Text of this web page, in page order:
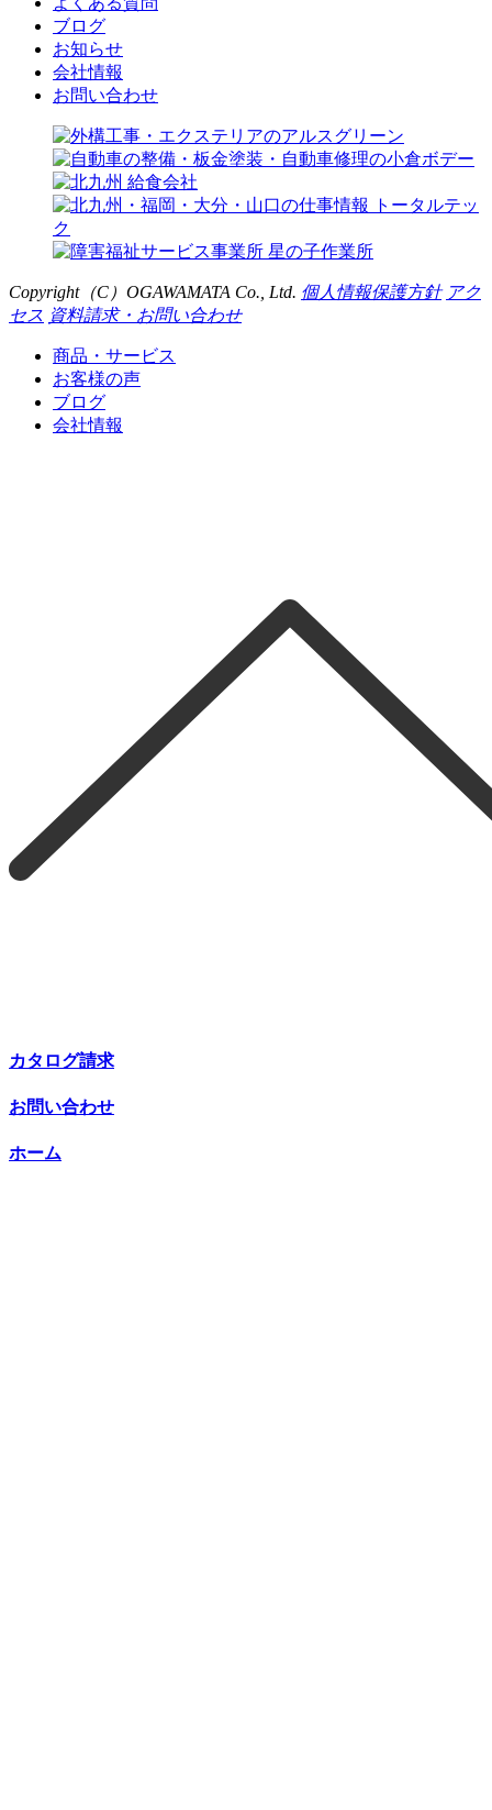
ブログ
お知らせ
会社情報
お問い合わせ
Copyright（C） OGAWAMATA Co., Ltd. 個人情報保護方針 アク
セス 資料請求・お問い合わせ
商品・サービス
お客様の声
ブログ
会社情報
カタログ請求
お問い合わせ
ホーム